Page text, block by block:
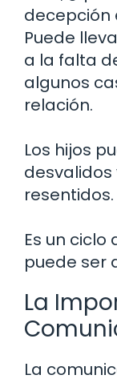
decepción
Puede
a la falta
algunos
relación.
Los hijos
desvalidos
resentidos.
Es un ciclo
puede ser
La
La